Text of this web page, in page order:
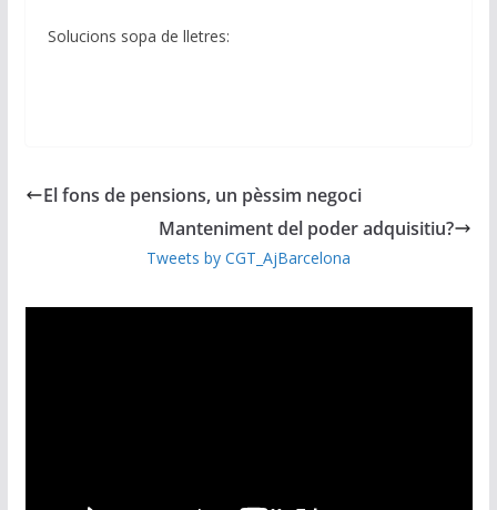
Solucions sopa de lletres:
El fons de pensions, un pèssim negoci
Manteniment del poder adquisitiu?
Tweets by CGT_AjBarcelona